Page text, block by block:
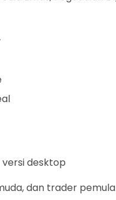
desktop
dan trader